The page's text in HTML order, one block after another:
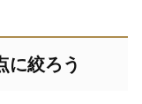
絞ろう